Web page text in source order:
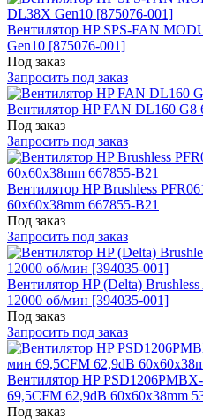
Вентилятор HP SPS-FAN
Gen10 [875076-001]
Под заказ
Запросить под заказ
Вентилятор HP FAN DL160 G8
Под заказ
Запросить под заказ
Вентилятор HP Brushless
60x60x38mm 667855-B21
Под заказ
Запросить под заказ
Вентилятор HP (Delta)
12000 об/мин [394035-001]
Под заказ
Запросить под заказ
Вентилятор HP
69,5CFM 62,9dB 60x60x38mm
Под заказ